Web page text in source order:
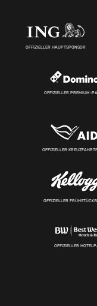
OFFIZIELLER HAUPTSPONSOR
OFFIZIELLER PREMIUM-
OFFIZIELLER
OFFIZIELLER
OFFIZIELLER